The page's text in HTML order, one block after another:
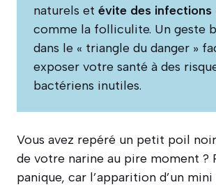
naturels et évite des infections
comme la folliculite. Un geste
dans le « triangle du danger »
exposer votre santé à des
bactériens inutiles.
Vous avez repéré un petit poil
de votre narine au pire moment ?
panique, car l’apparition d’un